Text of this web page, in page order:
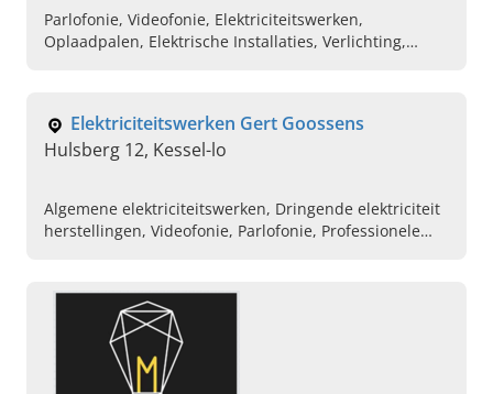
Parlofonie, Videofonie, Elektriciteitswerken,
Oplaadpalen, Elektrische Installaties, Verlichting,
Elektriciteitswerken Gert Goossens
Hulsberg 12, Kessel-lo
Algemene elektriciteitswerken, Dringende elektriciteit
herstellingen, Videofonie, Parlofonie, Professionele
Keuring voor elektriciteit, Vakman in
elektriciteitswerken